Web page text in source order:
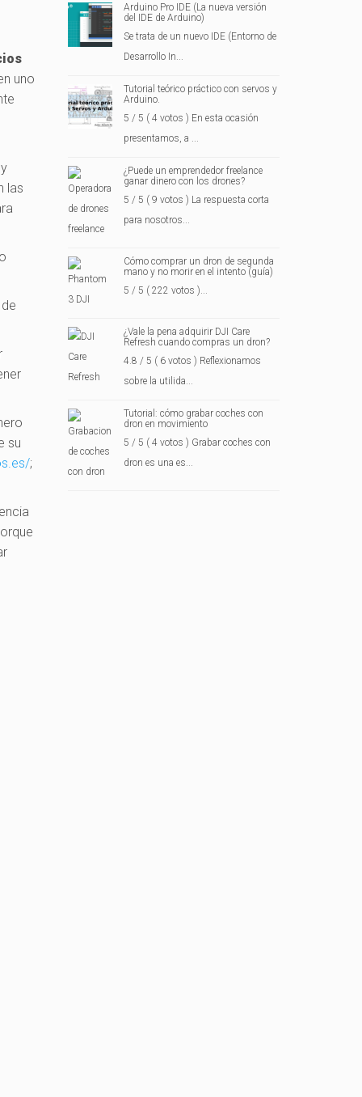
uno
las
su
/;
Arduino Pro IDE (La nueva versión
del IDE de Arduino)
Se trata de un nuevo IDE (Entorno de
Desarrollo In...
Tutorial teórico práctico con servos y
Arduino.
5 / 5 ( 4 votos ) En esta ocasión
presentamos, a ...
¿Puede un emprendedor freelance
ganar dinero con los drones?
5 / 5 ( 9 votos ) La respuesta corta
para nosotros...
Cómo comprar un dron de segunda
mano y no morir en el intento (guía)
5 / 5 ( 222 votos )...
¿Vale la pena adquirir DJI Care
Refresh cuando compras un dron?
4.8 / 5 ( 6 votos ) Reflexionamos
sobre la utilida...
Tutorial: cómo grabar coches con
dron en movimiento
5 / 5 ( 4 votos ) Grabar coches con
dron es una es...